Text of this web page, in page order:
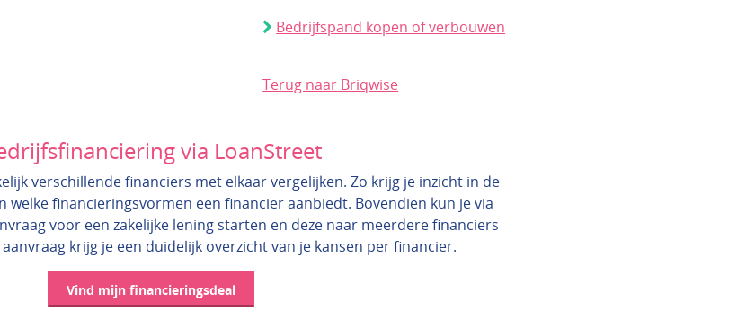
Bedrijfspand kopen of verbouwen
Terug naar Briqwise
via LoanStreet
verschillende financiers met elkaar vergelijken. Zo krijg je inzicht in de
welke financieringsvormen een financier aanbiedt. Bovendien kun je via
voor een zakelijke lening starten en deze naar meerdere financiers
krijg je een duidelijk overzicht van je kansen per financier.
Vind mijn financieringsdeal